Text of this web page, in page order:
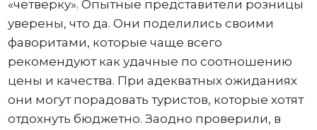
«четверку». Опытные представители розницы
уверены, что да. Они поделились своими
фаворитами, которые чаще всего
рекомендуют как удачные по соотношению
цены и качества. При адекватных ожиданиях
они могут порадовать туристов, которые хотят
отдохнуть бюджетно. Заодно проверили, в